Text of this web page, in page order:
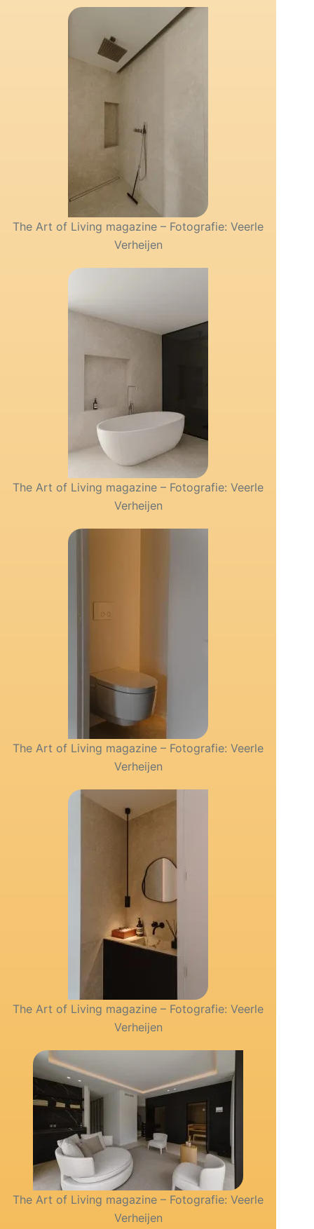
The Art of Living magazine – Fotografie: Veerle
Verheijen
The Art of Living magazine – Fotografie: Veerle
Verheijen
The Art of Living magazine – Fotografie: Veerle
Verheijen
The Art of Living magazine – Fotografie: Veerle
Verheijen
The Art of Living magazine – Fotografie: Veerle
Verheijen